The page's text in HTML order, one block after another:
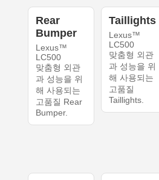
Rear
Bumper
Lexus™
LC500
맞춤형 외관
과 성능을 위
해 사용되는
고품질 Rear
Bumper.
Taillights
Lexus™
LC500
맞춤형 외관
과 성능을 위
해 사용되는
고품질
Taillights.